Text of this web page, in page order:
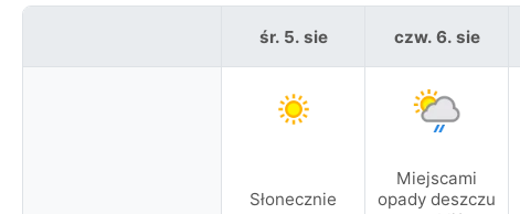
śr. 5. sie
Słonecznie
czw. 6. sie
Miejscami
opady deszczu